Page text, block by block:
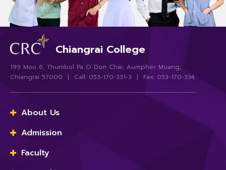
Chiangrai College
199 Moo 6, Thumbol Pa O Don Chai, Aumpher Muang,
Chiangrai 57000 | Call: 053-170-331-3 | Fax: 053-170-334
About Us
Admission
Faculty